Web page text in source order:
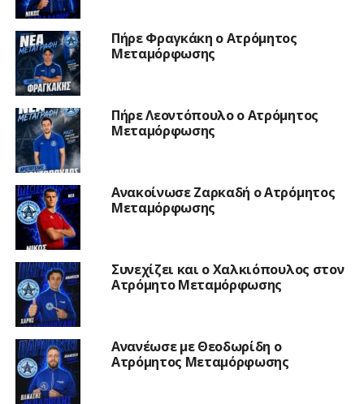
Πήρε Φραγκάκη ο Ατρόμητος
Μεταμόρφωσης
Πήρε Λεοντόπουλο ο Ατρόμητος
Μεταμόρφωσης
Ανακοίνωσε Ζαρκαδή ο Ατρόμητος
Μεταμόρφωσης
Συνεχίζει και ο Χαλκιόπουλος στον
Ατρόμητο Μεταμόρφωσης
Ανανέωσε με Θεοδωρίδη ο
Ατρόμητος Μεταμόρφωσης